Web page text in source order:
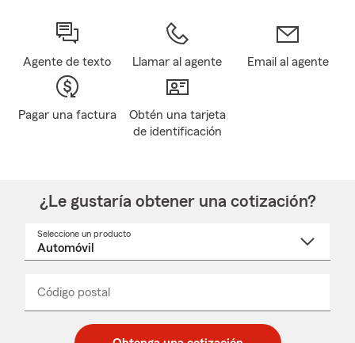
Agente de texto Llamar al agente Email al agente
Pagar una factura
Obtén una tarjeta
de identificación
¿Le gustaría obtener una cotización?
Seleccione un producto
desplegable
Código postal
_____